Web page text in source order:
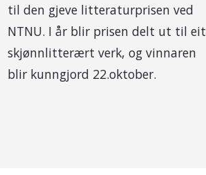
til den gjeve litteraturprisen ved
NTNU. I år blir prisen delt ut til eit
skjønnlitterært verk, og vinnaren
blir kunngjord 22.oktober.